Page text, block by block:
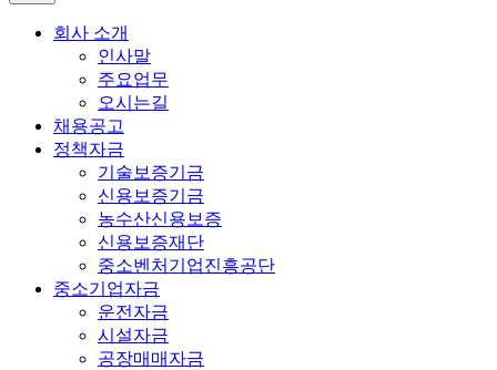
회사 소개
인사말
주요업무
오시는길
채용공고
정책자금
기술보증기금
신용보증기금
농수산신용보증
신용보증재단
중소벤처기업진흥공단
중소기업자금
운전자금
시설자금
공장매매자금